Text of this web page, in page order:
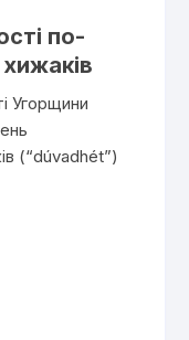
по-
Угорщини
(“dúvadhét”)